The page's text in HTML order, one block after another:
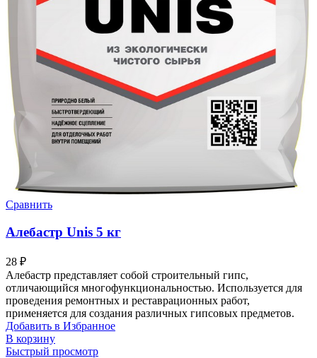
Сравнить
Алебастр Unis 5 кг
28 ₽
Алебастр представляет собой строительный гипс,
отличающийся многофункциональностью. Используется для
проведения ремонтных и реставрационных работ,
применяется для создания различных гипсовых предметов.
Добавить в Избранное
В корзину
Быстрый просмотр